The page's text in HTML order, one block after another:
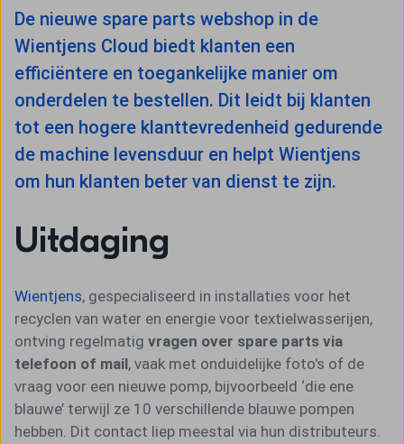
De nieuwe spare parts webshop in de
Wientjens Cloud biedt klanten een
efficiëntere en toegankelijke manier om
onderdelen te bestellen. Dit leidt bij klanten
tot een hogere klanttevredenheid gedurende
de machine levensduur en helpt Wientjens
om hun klanten beter van dienst te zijn.
Uitdaging
Wientjens, gespecialiseerd in installaties voor het
recyclen van water en energie voor textielwasserijen,
ontving regelmatig vragen over spare parts via
telefoon of mail, vaak met onduidelijke foto's of de
vraag voor een nieuwe pomp, bijvoorbeeld ‘die ene
blauwe’ terwijl ze 10 verschillende blauwe pompen
hebben. Dit contact liep meestal via hun distributeurs.